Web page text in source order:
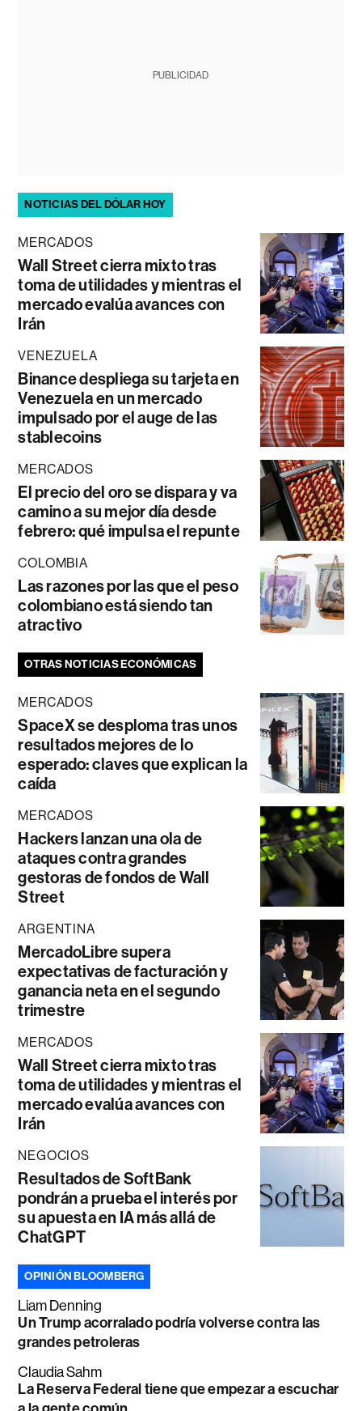
PUBLICIDAD
NOTICIAS DEL DÓLAR HOY
MERCADOS
Wall Street cierra mixto tras
toma de utilidades y mientras el
mercado evalúa avances con
Irán
VENEZUELA
Binance despliega su tarjeta en
Venezuela en un mercado
impulsado por el auge de las
stablecoins
MERCADOS
El precio del oro se dispara y va
camino a su mejor día desde
febrero: qué impulsa el repunte
COLOMBIA
Las razones por las que el peso
colombiano está siendo tan
atractivo
OTRAS NOTICIAS ECONÓMICAS
MERCADOS
SpaceX se desploma tras unos
resultados mejores de lo
esperado: claves que explican la
caída
MERCADOS
Hackers lanzan una ola de
ataques contra grandes
gestoras de fondos de Wall
Street
ARGENTINA
MercadoLibre supera
expectativas de facturación y
ganancia neta en el segundo
trimestre
MERCADOS
Wall Street cierra mixto tras
toma de utilidades y mientras el
mercado evalúa avances con
Irán
NEGOCIOS
Resultados de SoftBank
pondrán a prueba el interés por
su apuesta en IA más allá de
ChatGPT
OPINIÓN BLOOMBERG
Liam Denning
Un Trump acorralado podría volverse contra las
grandes petroleras
Claudia Sahm
La Reserva Federal tiene que empezar a escuchar